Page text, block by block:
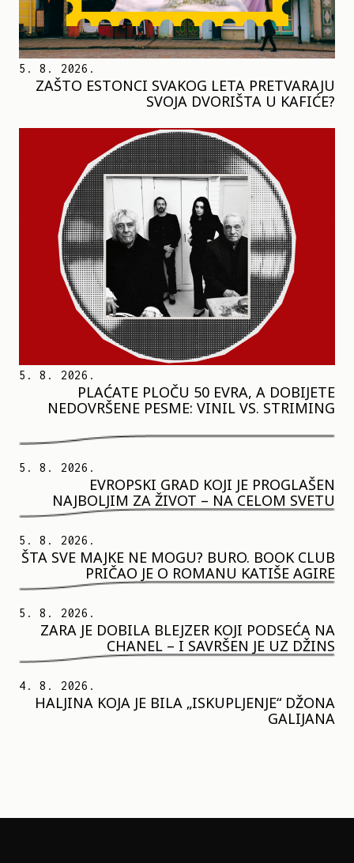
5. 8. 2026.
ZAŠTO ESTONCI SVAKOG LETA PRETVARAJU
SVOJA DVORIŠTA U KAFIĆE?
5. 8. 2026.
PLAĆATE PLOČU 50 EVRA, A DOBIJETE
NEDOVRŠENE PESME: VINIL VS. STRIMING
5. 8. 2026.
EVROPSKI GRAD KOJI JE PROGLAŠEN
NAJBOLJIM ZA ŽIVOT – NA CELOM SVETU
5. 8. 2026.
ŠTA SVE MAJKE NE MOGU? BURO. BOOK CLUB
PRIČAO JE O ROMANU KATIŠE AGIRE
5. 8. 2026.
ZARA JE DOBILA BLEJZER KOJI PODSEĆA NA
CHANEL – I SAVRŠEN JE UZ DŽINS
4. 8. 2026.
HALJINA KOJA JE BILA „ISKUPLJENJE“ DŽONA
GALIJANA